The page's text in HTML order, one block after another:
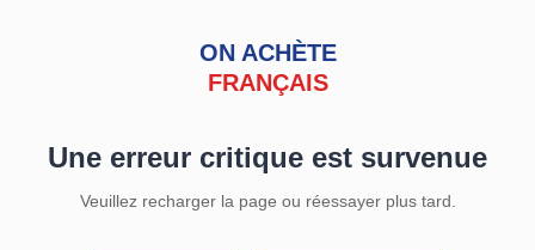
ON ACHÈTE
FRANÇAIS
Une erreur critique est survenue
Veuillez recharger la page ou réessayer plus tard.